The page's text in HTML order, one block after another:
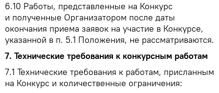
6.10 Работы, представленные на Конкурс
и полученные Организатором после даты
окончания приема заявок на участие в Конкурсе,
указанной в п. 5.1 Положения, не рассматриваются.
7. Технические требования к конкурсным работам
7.1 Технические требования к работам, присланным
на Конкурс и количественные ограничения: